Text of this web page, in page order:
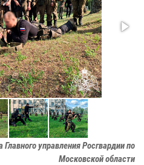
управления Росгвардии по
Московской области